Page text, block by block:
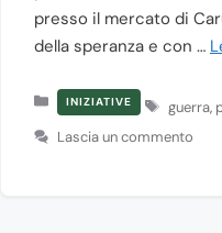
presso il mercato di
della speranza e con …
Categorie
INIZIATIVE Tag
guerra,
Lascia un commento